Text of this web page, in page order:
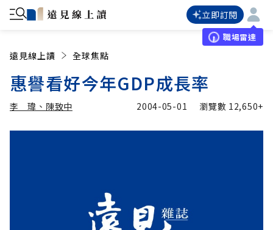
立即訂閱
職場雷達
遠見線上讀 全球焦點
惠譽看好今年GDP成長率
李 瑋、陳致中 2004-05-01 瀏覽數 12,650+